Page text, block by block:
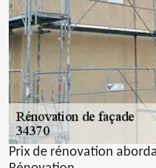
Prix de rénovation